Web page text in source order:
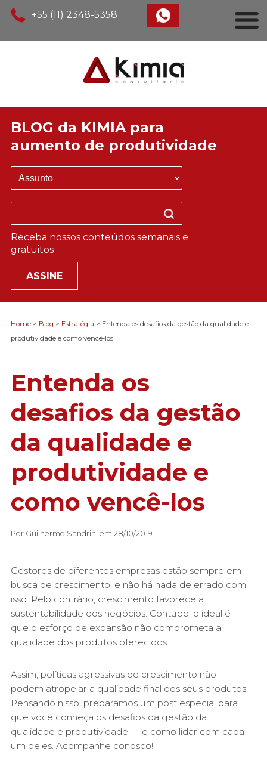
+55 (11) 2348-5358
BLOG da KIMIA para
aumento de produtividade
Receba nossos conteúdos semanais e
gratuitos
ASSINE
Home> Blog > Estratégia > Entenda os desafios da gestão da qualidade e
produtividade e como vencê-los
Entenda os
desafios da gestão
da qualidade e
produtividade e
como vencê-los
Por Guilherme Sandrini em 28/10/2019
Gestores de diferentes empresas estão sempre em
busca de crescimento, e não há nada de errado com
isso. Pelo contrário, crescimento favorece a
sustentabilidade dos negócios. Contudo, o ideal é
que o esforço de expansão não comprometa a
qualidade dos produtos oferecidos.
Assim, políticas agressivas de crescimento não
podem atropelar a qualidade final dos seus produtos.
Pensando nisso, preparamos um post especial para
que você conheça os desafios da gestão da
qualidade e produtividade — e como lidar com cada
um deles. Acompanhe conosco!